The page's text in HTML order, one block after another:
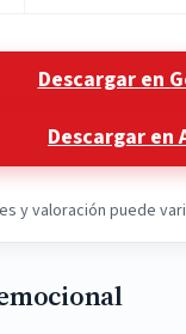
Descargar en
Descargar en
y valoración puede